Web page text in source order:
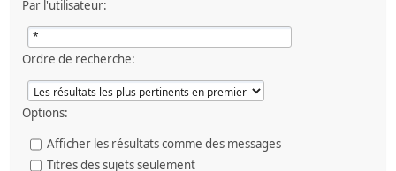
Par l'utilisateur:
Ordre de recherche:
Options:
Afficher les résultats comme des messages
Titres des sujets seulement